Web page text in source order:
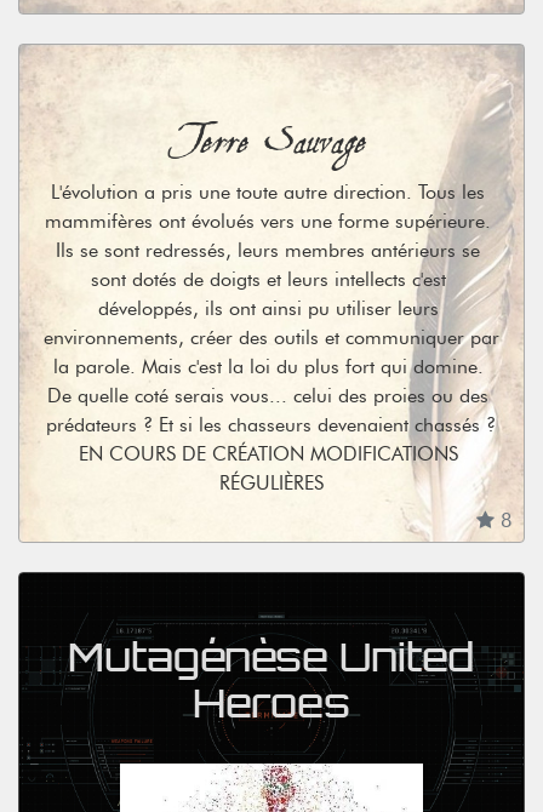
Terre Sauvage
8
L'évolution a pris une toute autre direction. Tous les
mammifères ont évolués vers une forme supérieure.
Ils se sont redressés, leurs membres antérieurs se
sont dotés de doigts et leurs intellects c'est
développés, ils ont ainsi pu utiliser leurs
environnements, créer des outils et communiquer par
la parole. Mais c'est la loi du plus fort qui domine.
De quelle coté serais vous... celui des proies ou des
prédateurs ? Et si les chasseurs devenaient chassés ?
EN COURS DE CRÉATION MODIFICATIONS
RÉGULIÈRES
Mutagénèse United
Heroes